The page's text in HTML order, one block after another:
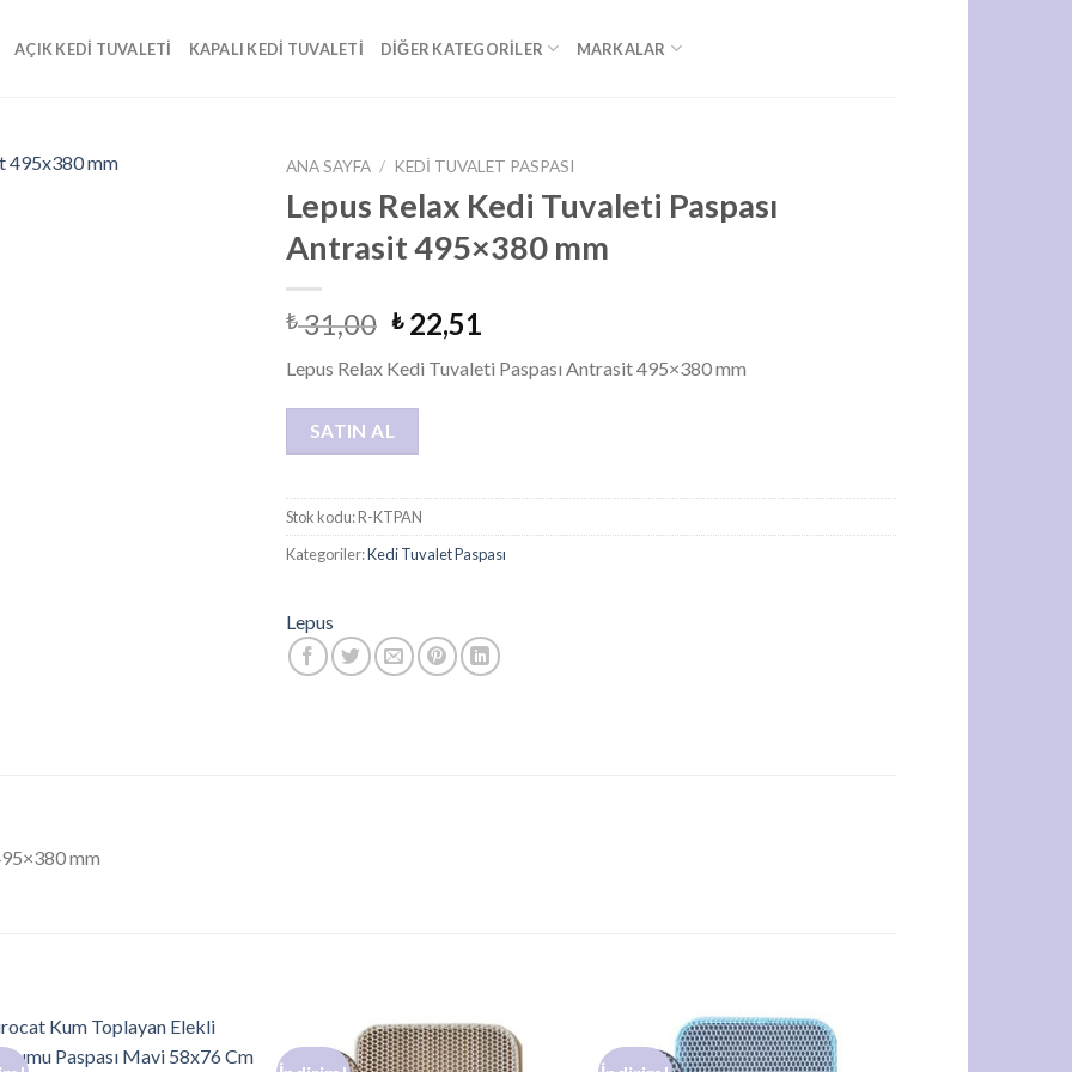
AÇIK KEDI TUVALETI KAPALI KEDI TUVALETI DIĞER KATEGORILER MARKALAR
ANA SAYFA / KEDI TUVALET PASPASI
Lepus Relax Kedi Tuvaleti Paspası
Antrasit 495×380 mm
₺31,00 ₺22,51
Lepus Relax Kedi Tuvaleti Paspası Antrasit 495×380 mm
SATIN AL
Stok kodu:R-KTPAN
Kategoriler:Kedi Tuvalet Paspası
Lepus
mm